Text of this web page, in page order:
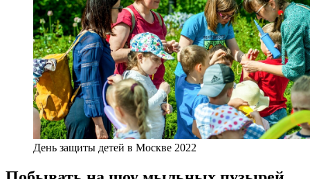
День защиты детей в Москве 2022